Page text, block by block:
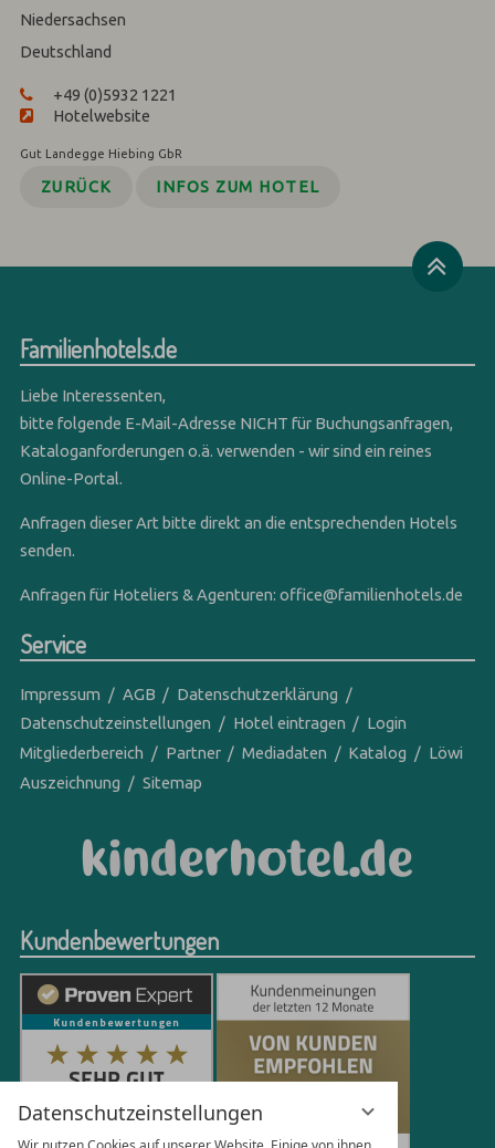
Datenschutzeinstellungen
Niedersachsen
Deutschland
+49 (0)5932 1221
Hotelwebsite
Gut Landegge Hiebing GbR
ZURÜCK INFOS ZUM HOTEL
Familienhotels.de
Liebe Interessenten,
bitte folgende E-Mail-Adresse NICHT für Buchungsanfragen,
Kataloganforderungen o.ä. verwenden - wir sind ein reines
Online-Portal.
Anfragen dieser Art bitte direkt an die entsprechenden Hotels
senden.
Anfragen für Hoteliers & Agenturen:office@familienhotels.de
Service
Impressum AGB
Datenschutzerklärung
Datenschutzeinstellungen
Hotel eintragen
Login
Mitgliederbereich
Partner Mediadaten Katalog
Löwi
Auszeichnung
Sitemap
Kundenbewertungen